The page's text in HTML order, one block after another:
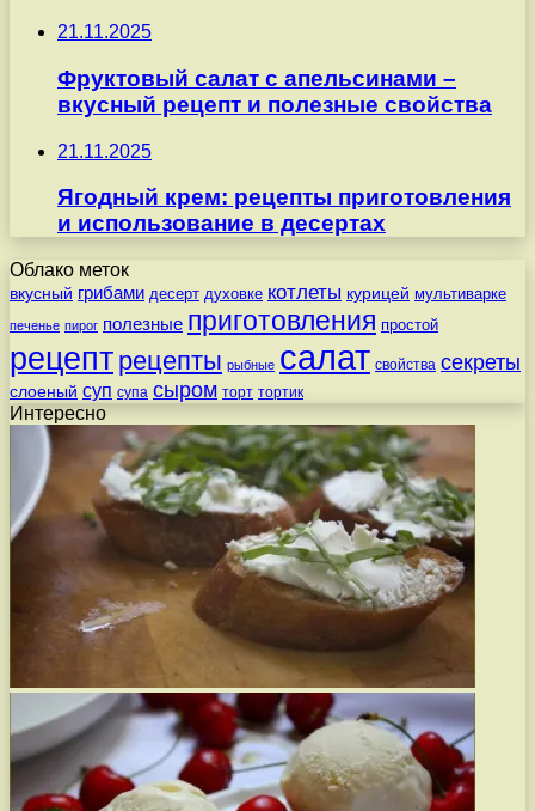
21.11.2025
Фруктовый салат с апельсинами –
вкусный рецепт и полезные свойства
21.11.2025
Ягодный крем: рецепты приготовления
и использование в десертах
Облако меток
вкусный грибами десерт духовке котлеты курицей мультиварке
печенье пирог полезные приготовления простой
рецепт рецепты рыбные салат свойства секреты
слоеный суп супа сыром торт тортик
Интересно